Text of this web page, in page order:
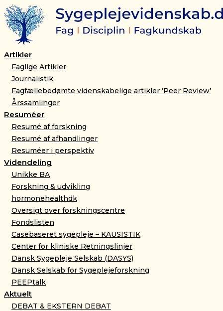
Gå
til
indholdet
Artikler
Faglige Artikler
Journalistik
Fagfællebedømte videnskabelige artikler ‘Peer Review’
Årssamlinger
Resuméer
Resumé af forskning
Resumé af afhandlinger
Resuméer i perspektiv
Videndeling
Unikke BA
Forskning & udvikling
hormonehealthdk
Oversigt over forskningscentre
Fondslisten
Casebaseret sygepleje – KAUSISTIK
Center for kliniske Retningslinjer
Dansk Sygepleje Selskab (DASYS)
Dansk Selskab for Sygeplejeforskning
PEEPtalk
Aktuelt
DEBAT & EKSTERN DEBAT
Artikel:
Har
vi
tid
at
stå
op
og
tale
med
vores
patienter?
antal